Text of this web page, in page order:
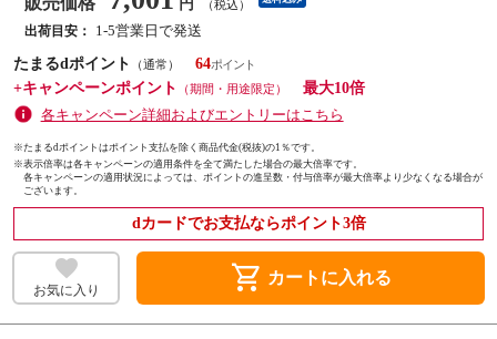
円 （税込）
出荷目安：
1-5営業日で発送
たまるdポイント
（通常）
64
+キャンペーンポイント
（期間・用途限定）
最大10倍
各キャンペーン詳細およびエントリーはこちら
※たまるdポイントはポイント支払を除く商品代金(税抜)の1％です。
※表示倍率は各キャンペーンの適用条件を全て満たした場合の最大倍率です。
各キャンペーンの適用状況によっては、ポイントの進呈数・付与倍率が最大倍率より少なくなる場合が
ございます。
dカードでお支払ならポイント3倍
お気に入り shopping_cart カートに入れる